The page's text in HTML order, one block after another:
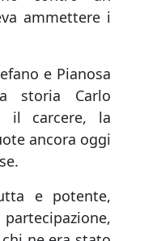
ammettere i
e Pianosa
storia Carlo
il carcere, la
ancora oggi
e potente,